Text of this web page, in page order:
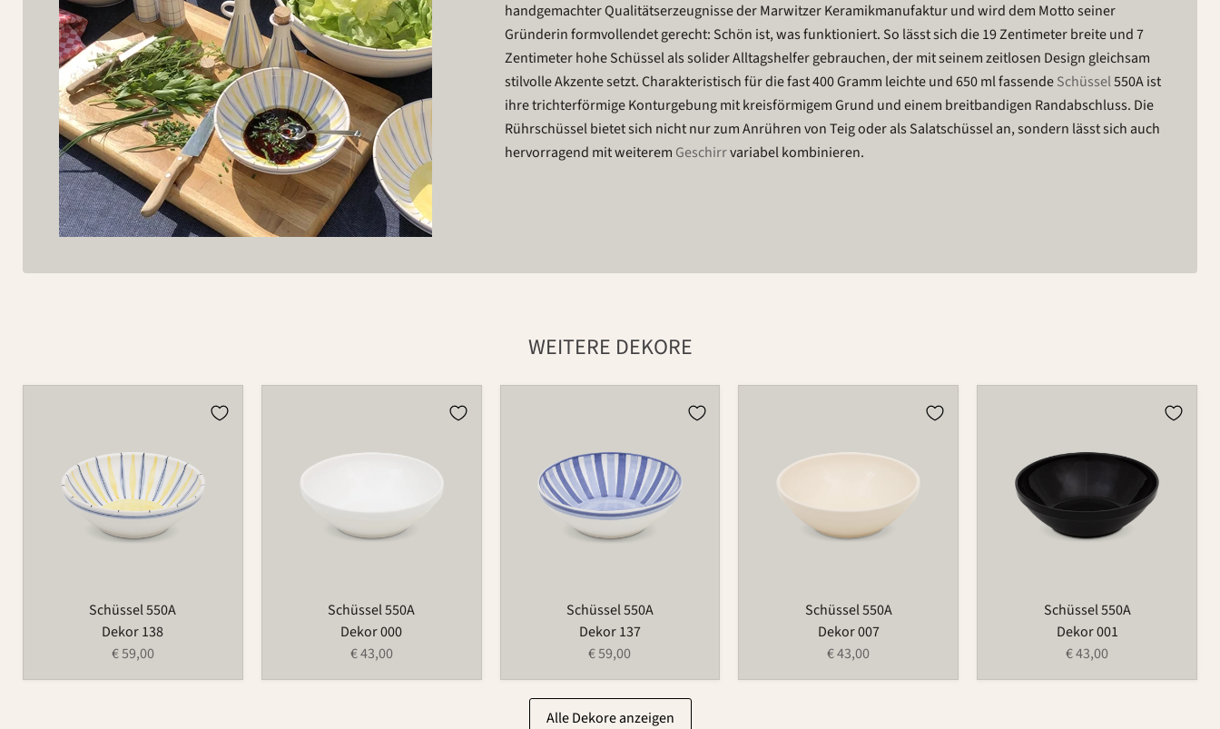
handgemachter Qualitätserzeugnisse der Marwitzer Keramikmanufaktur und wird dem Motto seiner
Gründerin formvollendet gerecht: Schön ist, was funktioniert. So lässt sich die 19 Zentimeter breite und 7
Zentimeter hohe Schüssel als solider Alltagshelfer gebrauchen, der mit seinem zeitlosen Design gleichsam
stilvolle Akzente setzt. Charakteristisch für die fast 400 Gramm leichte und 650 ml fassendeSchüssel550A ist
ihre trichterförmige Konturgebung mit kreisförmigem Grund und einem breitbandigen Randabschluss. Die
Rührschüssel bietet sich nicht nur zum Anrühren von Teig oder als Salatschüssel an, sondern lässt sich auch
hervorragend mit weiterem Geschirrvariabel kombinieren.
WEITERE DEKORE
Schüssel 550A
Dekor 138
€ 59,00
Schüssel 550A
Dekor 000
€ 43,00
Schüssel 550A
Dekor 137
€ 59,00
Schüssel 550A
Dekor 007
€ 43,00
Schüssel 550A
Dekor 001
€ 43,00
Alle Dekore anzeigen